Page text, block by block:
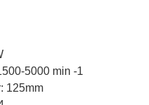
5000 min -1
125mm